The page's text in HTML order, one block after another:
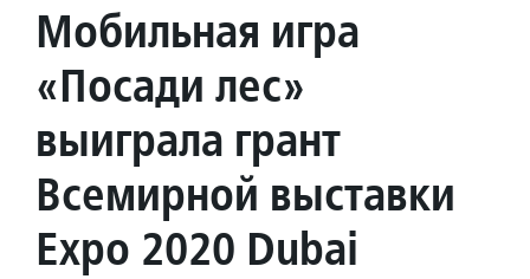
Мобильная игра
«Посади лес»
выиграла грант
Всемирной выставки
Expo 2020 Dubai